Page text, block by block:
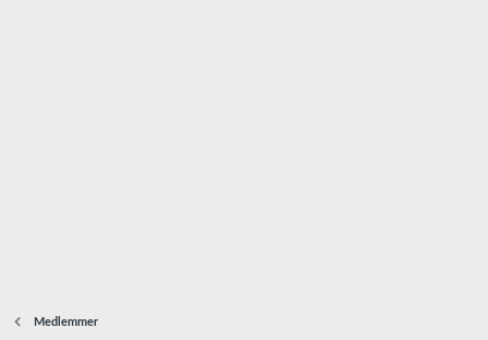
Medlemmer